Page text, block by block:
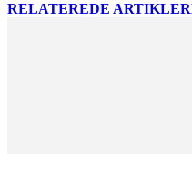
RELATEREDE ARTIKLER